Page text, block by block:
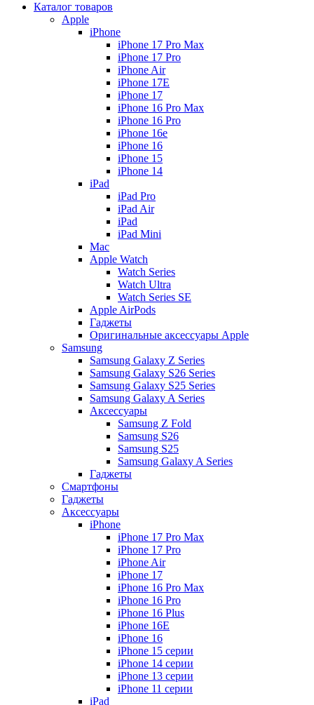
Каталог товаров
Apple
iPhone
iPhone 17 Pro Max
iPhone 17 Pro
iPhone Air
iPhone 17E
iPhone 17
iPhone 16 Pro Max
iPhone 16 Pro
iPhone 16e
iPhone 16
iPhone 15
iPhone 14
iPad
iPad Pro
iPad Air
iPad
iPad Mini
Mac
Apple Watch
Watch Series
Watch Ultra
Watch Series SE
Apple AirPods
Гаджеты
Оригинальные аксессуары Apple
Samsung
Samsung Galaxy Z Series
Samsung Galaxy S26 Series
Samsung Galaxy S25 Series
Samsung Galaxy A Series
Аксессуары
Samsung Z Fold
Samsung S26
Samsung S25
Samsung Galaxy A Series
Гаджеты
Смартфоны
Гаджеты
Аксессуары
iPhone
iPhone 17 Pro Max
iPhone 17 Pro
iPhone Air
iPhone 17
iPhone 16 Pro Max
iPhone 16 Pro
iPhone 16 Plus
iPhone 16E
iPhone 16
iPhone 15 серии
iPhone 14 серии
iPhone 13 серии
iPhone 11 серии
iPad